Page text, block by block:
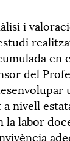
i
en
del
nivell
la labor